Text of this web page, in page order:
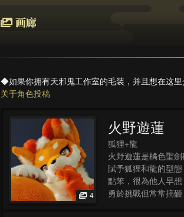
画廊
◆如果你拥有天邪鬼工作室的毛装，并且想在这里
关于角色投稿
4
火野遊蓮
狐狸+龍
火野遊蓮是橘色聖
賦予狐狸和龍的型
點笨，很為他人早
勇於挑戰但常常搞